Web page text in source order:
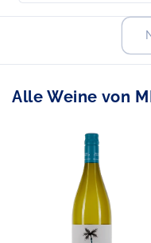
Alle Weine von